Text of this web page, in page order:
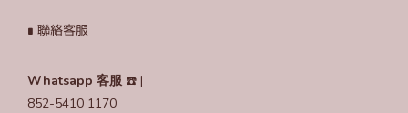
∎ 聯絡客服
Whatsapp 客服 ☎️ |
852-5410 1170